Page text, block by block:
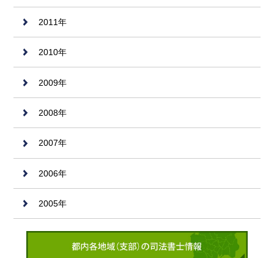
2011年
2010年
2009年
2008年
2007年
2006年
2005年